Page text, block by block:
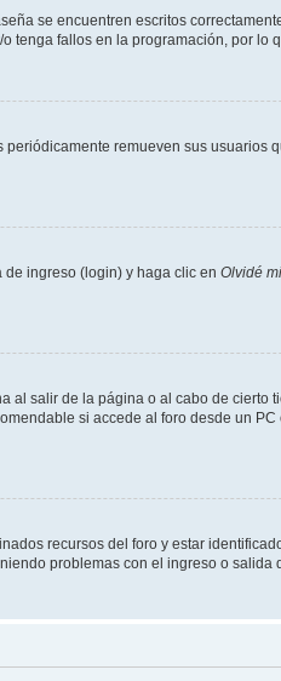
se encuentren escritos
tenga fallos en la programación, por lo
remueven sus usuarios
ingreso (login) y haga clic en Olvidé
salir de la página o al cabo de cierto
si accede al foro desde un
recursos del foro y estar
problemas con el ingreso o salida